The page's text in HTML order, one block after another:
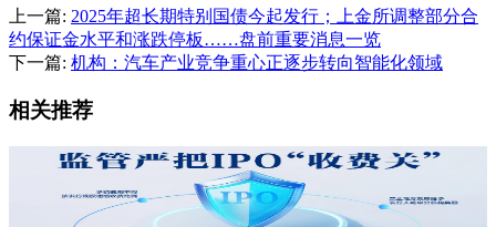
上一篇: 2025年超长期特别国债今起发行；上金所调整部分合
约保证金水平和涨跌停板……盘前重要消息一览
下一篇: 机构：汽车产业竞争重心正逐步转向智能化领域
相关推荐